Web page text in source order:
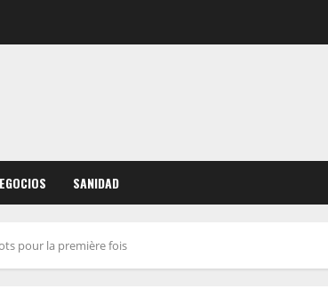
SANIDAD
pour la première fois